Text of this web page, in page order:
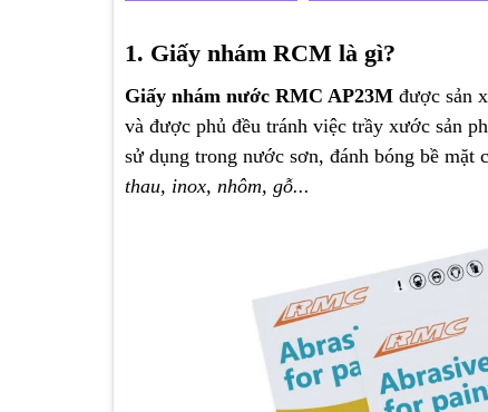
1. Giấy nhám RCM là gì?
Giấy nhám nước RMC AP23M được sản
và được phủ đều tránh việc trầy xước sản
sử dụng trong nước sơn, đánh bóng bề mặt
thau, inox, nhôm, gỗ...